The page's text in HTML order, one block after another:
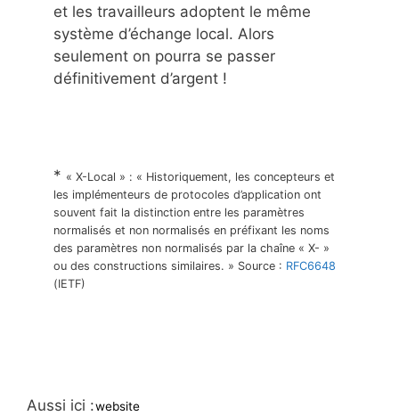
et les travailleurs adoptent le même
système d’échange local. Alors
seulement on pourra se passer
définitivement d’argent !
* « X-Local » : « Historiquement, les concepteurs et
les implémenteurs de protocoles d’application ont
souvent fait la distinction entre les paramètres
normalisés et non normalisés en préfixant les noms
des paramètres non normalisés par la chaîne « X- »
ou des constructions similaires. » Source : RFC6648
(IETF)
Aussi ici :website